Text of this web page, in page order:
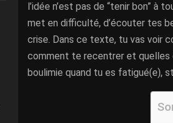
l’idée n’est pas de “tenir bon” à
met en difficulté, d’écouter tes
crise. Dans ce texte, tu vas voir
comment te recentrer et quelles
boulimie quand tu es fatigué(e),